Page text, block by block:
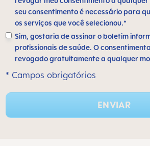
seu consentimento é necessário para
os serviços que você selecionou.*
Sim, gostaria de assinar o boletim
profissionais de saúde. O
revogado gratuitamente a qualquer
* Campos obrigatórios
ENVIAR